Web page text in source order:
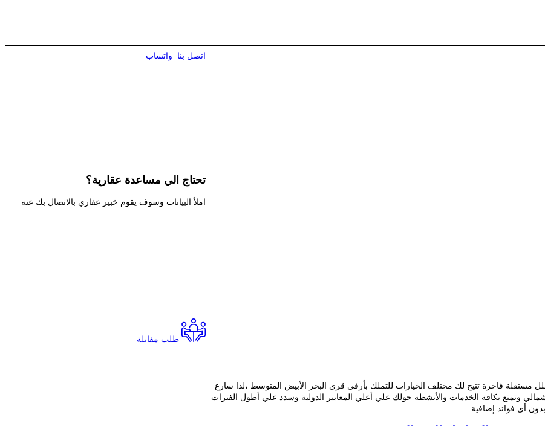
مستقلة فاخرة تتيح لك مختلف الخيارات للتملك بأرقي قري البحر الأبيض المتوسط ،لذا سارع
وتمتع بكافة الخدمات والأنشطة حولك علي أعلي المعايير الدولية وسدد علي أطول الفترات
بدون أي فوائد إضافية.
اتصل بنا واتساب
تحتاج الي مساعدة عقارية؟
املأ البيانات وسوف يقوم خبير عقاري بالاتصال بك عنه
طلب مقابلة